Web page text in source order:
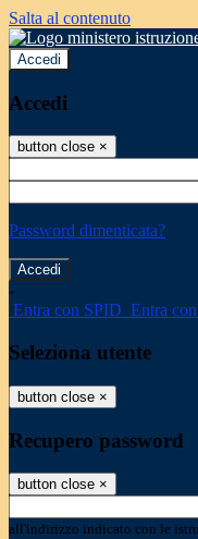
Salta al contenuto
Accedi
Accedi
button close ×
Password dimenticata?
-
Entra con SPID Entra
Seleziona utente
button close ×
Recupero password
button close ×
all'indirizzo indicato con le